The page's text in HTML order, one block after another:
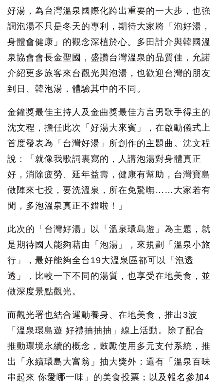
好湯，為台灣溫泉國際化跨出重要的一大步，也強
調泡湯不只是冬天的專利，期待大家將「泡好湯，
身體會健康」的觀念深植於心。多田計介與韓國溫
泉協會會長金聖國，盛讚台灣溫泉的品質佳，允諾
介紹更多旅客來台觀光與泡湯，也歡迎台灣的朋友
到日、韓泡湯，體驗其中的不同。
金鐘獎最佳主持人及金曲獎最佳方言男歌手得主的
沈文程，擔任此次「好湯大來賓」，在啟動儀式上
首度發表為「台灣好湯」所創作的主題曲。沈文程
說：「就像我歌詞裏寫的，人講泡湯對身體真正
好，消除疲勞、延年益壽，健康有幫助，台灣寶島
做陣來七投，要洗溫泉，所在免驚嘸……大家若有
閒，多泡溫泉真正不錯啦！」
此次的「台灣好湯」以「溫泉環島遊」為主題，就
是期待國人能夠藉由「泡湯」，來規劃「溫泉小旅
行」，最好能夠全台19大溫泉區都可以「泡透
透」，比較一下不同的湯質，也享受在地美食，並
做深度景點觀光。
而觀光署也結合運動養身、在地美食，推出3波
「溫泉環島遊 好禮抽抽抽」線上活動。除了配合
推動環境永續的概念，鼓勵使用多元支付系統，推
出「永續環島大富翁」抽大獎外；還有「溫泉百味
串起來 你愛哪一味」的美食投票；以及報名參加4